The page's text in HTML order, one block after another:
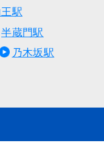
駅
半蔵門駅
乃木坂駅